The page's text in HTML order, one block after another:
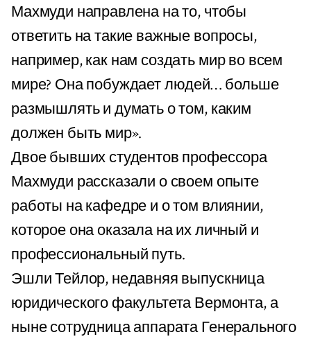
Махмуди направлена на то, чтобы
ответить на такие важные вопросы,
например, как нам создать мир во всем
мире? Она побуждает людей… больше
размышлять и думать о том, каким
должен быть мир».
Двое бывших студентов профессора
Махмуди рассказали о своем опыте
работы на кафедре и о том влиянии,
которое она оказала на их личный и
профессиональный путь.
Эшли Тейлор, недавняя выпускница
юридического факультета Вермонта, а
ныне сотрудница аппарата Генерального